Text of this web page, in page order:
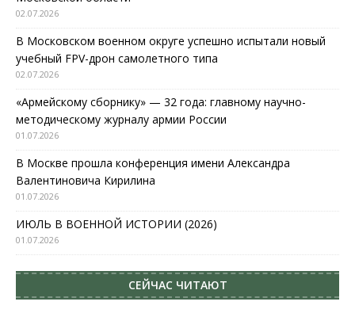
02.07.2026
В Московском военном округе успешно испытали новый
учебный FPV-дрон самолетного типа
02.07.2026
«Армейскому сборнику» — 32 года: главному научно-
методическому журналу армии России
01.07.2026
В Москве прошла конференция имени Александра
Валентиновича Кирилина
01.07.2026
ИЮЛЬ В ВОЕННОЙ ИСТОРИИ (2026)
01.07.2026
СЕЙЧАС ЧИТАЮТ